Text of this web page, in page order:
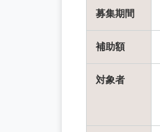
募集期間
補助額
対象者